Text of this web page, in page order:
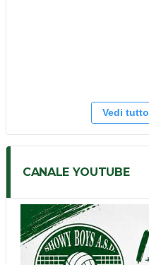
Vedi
CANALE YOUTUBE